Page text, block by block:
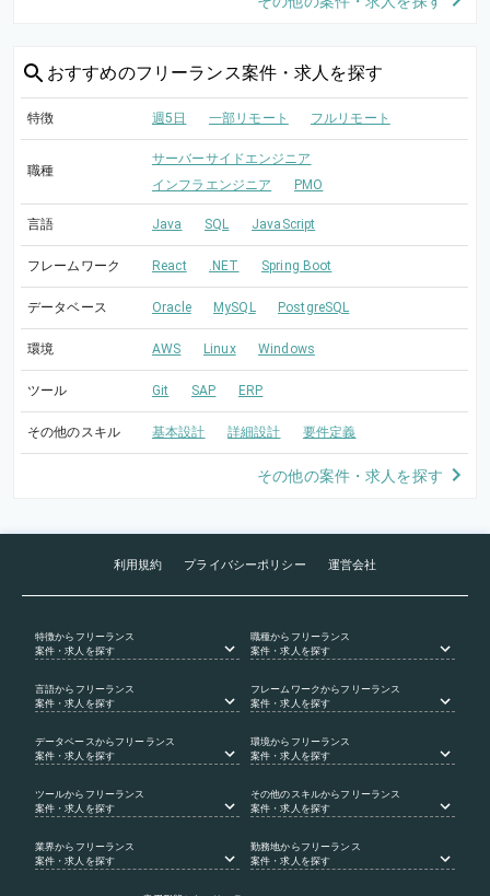
おすすめのフリーランス案件・求人を探す
特徴 週5日 一部リモート フルリモート
職種
サーバーサイドエンジニア
インフラエンジニア
PMO
言語 Java SQL JavaScript
フレームワーク React .NET Spring Boot
データベース Oracle MySQL PostgreSQL
環境 AWS Linux Windows
ツール Git SAP ERP
その他のスキル 基本設計 詳細設計 要件定義
その他の案件・求人を探す
利用規約 プライバシーポリシー 運営会社
特徴からフリーランス
案件・求人を探す
職種からフリーランス
案件・求人を探す
言語からフリーランス
案件・求人を探す
フレームワークからフリーランス
案件・求人を探す
データベース からフリーランス
案件・求人を探す
環境からフリーランス
案件・求人を探す
ツールからフリーランス
案件・求人を探す
その他のスキルからフリーランス
案件・求人を探す
業界からフリーランス
案件・求人を探す
勤務地からフリーランス
案件・求人を探す